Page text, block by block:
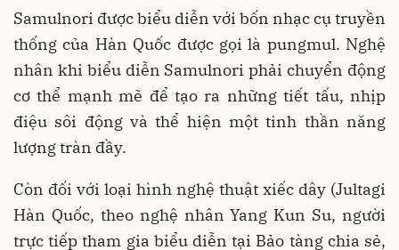
Samulnori được biểu diễn với bốn nhạc cụ truyền
thống của Hàn Quốc được gọi là pungmul. Nghệ
nhân khi biểu diễn Samulnori phải chuyển động
cơ thể mạnh mẽ để tạo ra những tiết tấu, nhịp
điệu sôi động và thể hiện một tinh thần năng
lượng tràn đầy.
Còn đối với loại hình nghệ thuật xiếc dây (Jultagi
Hàn Quốc, theo nghệ nhân Yang Kun Su, người
trực tiếp tham gia biểu diễn tại Bảo tàng chia sẻ,